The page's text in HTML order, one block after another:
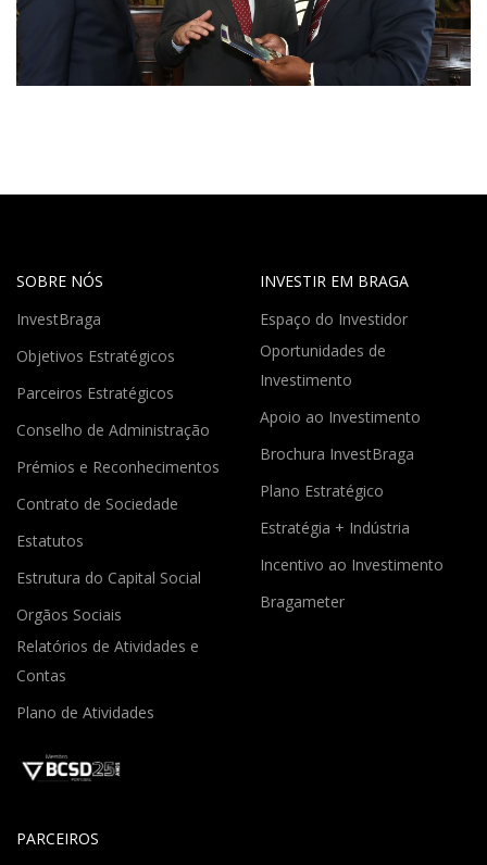
SOBRE NÓS
InvestBraga
Objetivos Estratégicos
Parceiros Estratégicos
Conselho de Administração
Prémios e Reconhecimentos
Contrato de Sociedade
Estatutos
Estrutura do Capital Social
Orgãos Sociais
Relatórios de Atividades e
Contas
Plano de Atividades
INVESTIR EM BRAGA
Espaço do Investidor
Oportunidades de
Investimento
Apoio ao Investimento
Brochura InvestBraga
Plano Estratégico
Estratégia + Indústria
Incentivo ao Investimento
Bragameter
PARCEIROS